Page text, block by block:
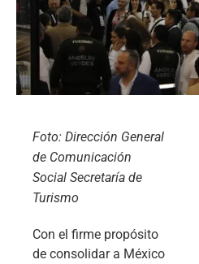
Foto: Dirección General
de Comunicación
Social Secretaría de
Turismo
Con el firme propósito
de consolidar a México